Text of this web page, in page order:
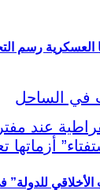
الأخلاقي
العسكرية رسم